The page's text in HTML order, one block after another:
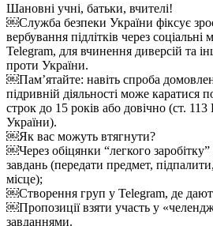
Шановні учні, батьки, вчителі!
￼Служба безпеки України фіксує
вербування підлітків через соціальні
Telegram, для вчинення диверсій та
проти України.
￼Пам’ятайте: навіть спроба
підривній діяльності може каратися
строк до 15 років або довічно (ст.
України).
￼Як вас можуть втягнути?
￼Через обіцянки “легкого
завдань (передати предмет,
місце);
￼Створення груп у Telegram, де
￼Пропозиції взяти участь у
завданнями.